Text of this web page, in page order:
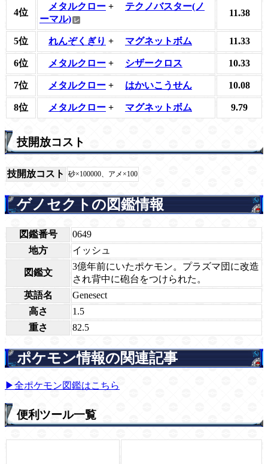
4位
メタルクロー +
テクノバスター(ノ
ーマル)
11.38
5位 れんぞくぎり + マグネットボム 11.33
6位 メタルクロー + シザークロス 10.33
7位 メタルクロー + はかいこうせん 10.08
8位 メタルクロー + マグネットボム 9.79
技開放コスト
技開放コスト 砂×100000、アメ×100
ゲノセクトの図鑑情報
図鑑番号
0649
地方
イッシュ
図鑑文
3億年前にいたポケモン。プラズマ団に改造
され背中に砲台をつけられた。
英語名
Genesect
高さ
1.5
重さ
82.5
ポケモン情報の関連記事
▶全ポケモン図鑑はこちら
便利ツール一覧